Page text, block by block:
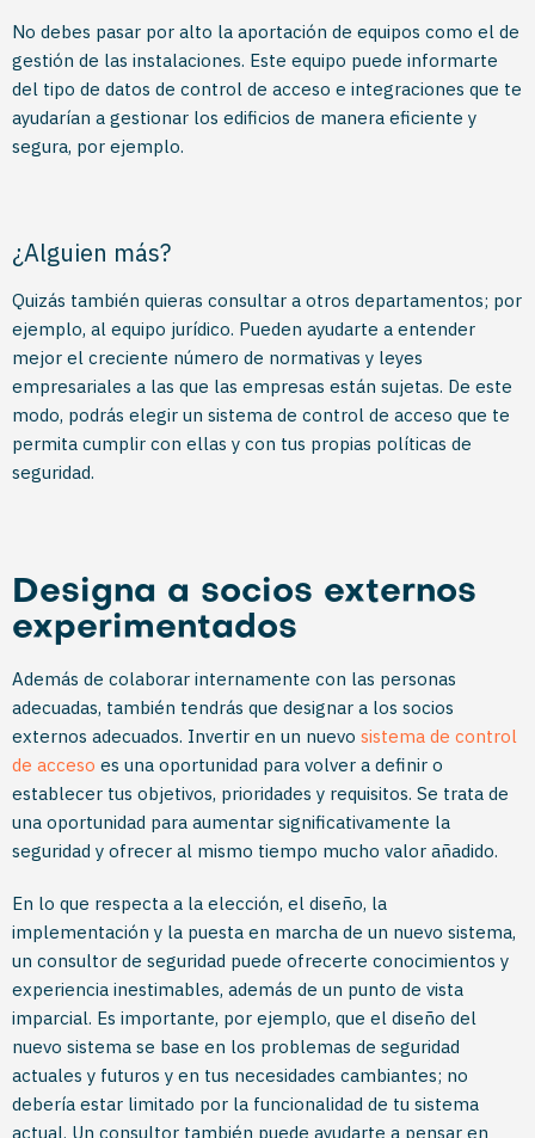
No debes pasar por alto la aportación de equipos como el de
gestión de las instalaciones. Este equipo puede informarte
del tipo de datos de control de acceso e integraciones que te
ayudarían a gestionar los edificios de manera eficiente y
segura, por ejemplo.
¿Alguien más?
Quizás también quieras consultar a otros departamentos; por
ejemplo, al equipo jurídico. Pueden ayudarte a entender
mejor el creciente número de normativas y leyes
empresariales a las que las empresas están sujetas. De este
modo, podrás elegir un sistema de control de acceso que te
permita cumplir con ellas y con tus propias políticas de
seguridad.
Designa a socios externos
experimentados
Además de colaborar internamente con las personas
adecuadas, también tendrás que designar a los socios
externos adecuados. Invertir en un nuevo sistema de control
de acceso es una oportunidad para volver a definir o
establecer tus objetivos, prioridades y requisitos. Se trata de
una oportunidad para aumentar significativamente la
seguridad y ofrecer al mismo tiempo mucho valor añadido.
En lo que respecta a la elección, el diseño, la
implementación y la puesta en marcha de un nuevo sistema,
un consultor de seguridad puede ofrecerte conocimientos y
experiencia inestimables, además de un punto de vista
imparcial. Es importante, por ejemplo, que el diseño del
nuevo sistema se base en los problemas de seguridad
actuales y futuros y en tus necesidades cambiantes; no
debería estar limitado por la funcionalidad de tu sistema
actual. Un consultor también puede ayudarte a pensar en